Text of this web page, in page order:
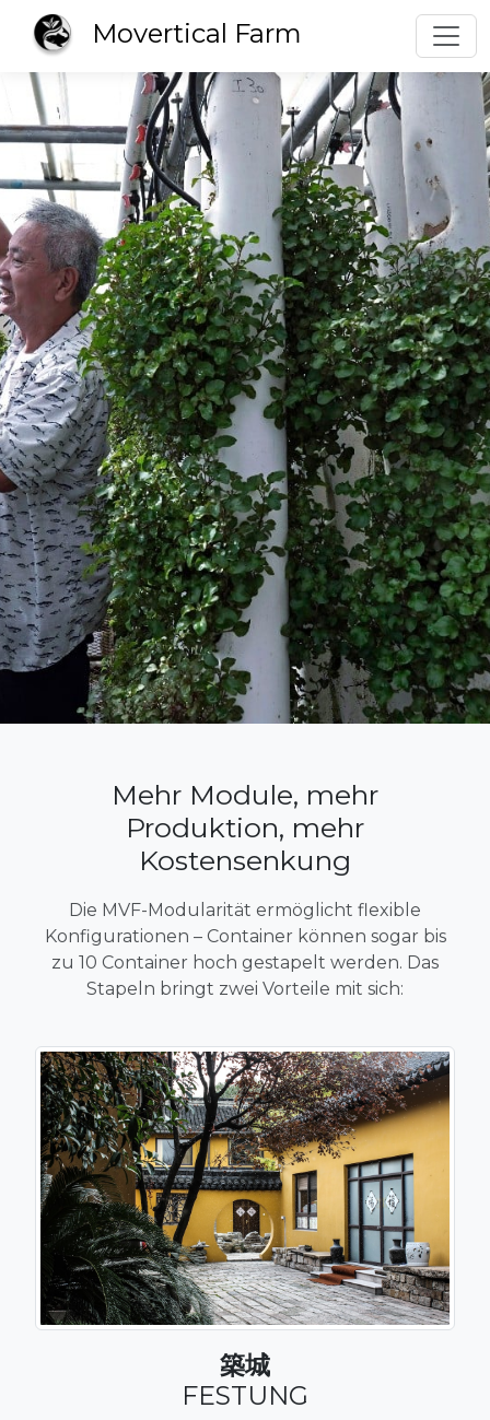
Movertical Farm
Mehr Module, mehr
Produktion, mehr
Kostensenkung
Die MVF-Modularität ermöglicht flexible
Konfigurationen – Container können sogar bis
zu 10 Container hoch gestapelt werden. Das
Stapeln bringt zwei Vorteile mit sich:
築城
FESTUNG